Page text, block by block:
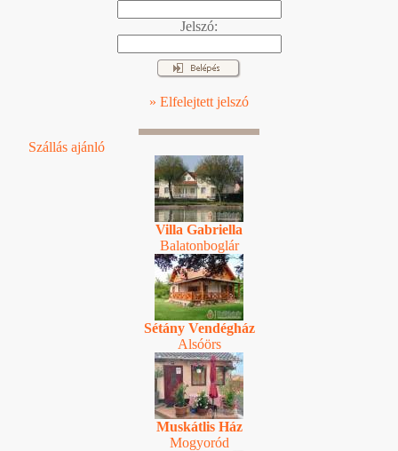
Jelszó:
» Elfelejtett jelszó
Szállás ajánló
Villa Gabriella
Balatonboglár
Sétány Vendégház
Alsóörs
Muskátlis Ház
Mogyoród